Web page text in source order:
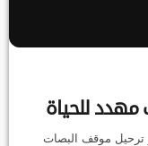
مهدد للحياة
ترحيل موقف البصات